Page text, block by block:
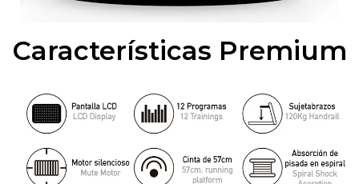
Características Premium